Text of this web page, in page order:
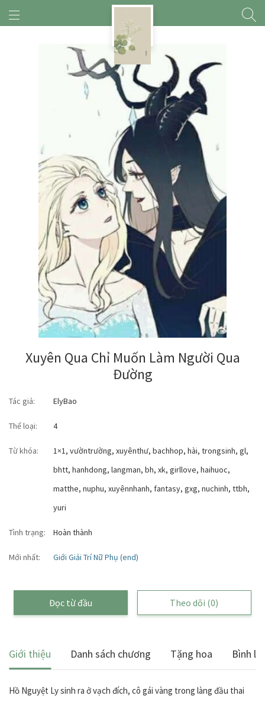
Xuyên Qua Chỉ Muốn Làm Người Qua
Đường
Tác giả: ElyBao
Thể loại: 4
Từ khóa: 1×1, vườntrường, xuyênthư, bachhop, hài, trongsinh, gl,
bhtt, hanhdong, langman, bh, xk, girllove, haihuoc,
matthe, nuphu, xuyênnhanh, fantasy, gxg, nuchinh, ttbh,
yuri
Tình trạng: Hoàn thành
Mới nhất: Giới Giải Trí Nữ Phụ (end)
Đọc từ đầu Theo dõi (0)
Giới thiệu Danh sách chương Tặng hoa Bình
Hồ Nguyệt Ly sinh ra ở vạch đích, cô gái vàng trong làng đầu thai